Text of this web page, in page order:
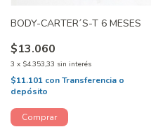
BODY-CARTER´S-T 6 MESES
$13.060
3 x $4.353,33 sin interés
$11.101 con Transferencia o
depósito